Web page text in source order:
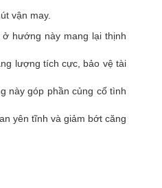
vận may.
hướng này mang lại thịnh
lượng tích cực, bảo vệ tài
này góp phần củng cố tình
yên tĩnh và giảm bớt căng